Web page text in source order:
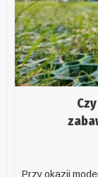
Przy okazji